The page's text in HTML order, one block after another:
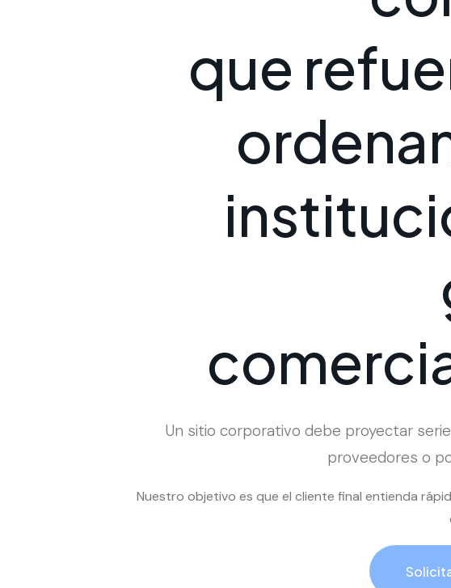
que refue
ordena
instituci
comerci
Un sitio corporativo debe proyectar
proveedores o
Nuestro objetivo es que el cliente final entienda